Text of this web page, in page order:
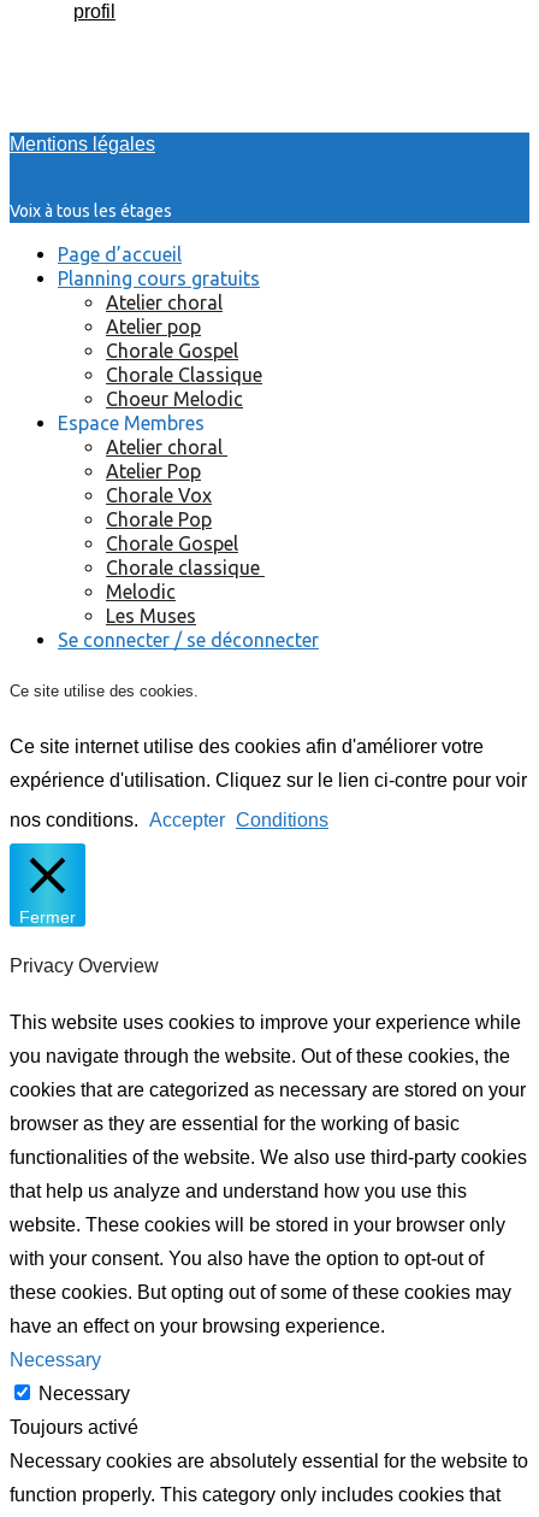
profil
Mentions légales
Voix à tous les étages
Page d’accueil
Planning cours gratuits
Atelier choral
Atelier pop
Chorale Gospel
Chorale Classique
Choeur Melodic
Espace Membres
Atelier choral
Atelier Pop
Chorale Vox
Chorale Pop
Chorale Gospel
Chorale classique
Melodic
Les Muses
Se connecter / se déconnecter
Ce site utilise des cookies.
Ce site internet utilise des cookies afin d'améliorer votre
expérience d'utilisation. Cliquez sur le lien ci-contre pour voir
nos conditions. Accepter Conditions
Fermer
Privacy Overview
This website uses cookies to improve your experience while
you navigate through the website. Out of these cookies, the
cookies that are categorized as necessary are stored on your
browser as they are essential for the working of basic
functionalities of the website. We also use third-party cookies
that help us analyze and understand how you use this
website. These cookies will be stored in your browser only
with your consent. You also have the option to opt-out of
these cookies. But opting out of some of these cookies may
have an effect on your browsing experience.
Necessary
Necessary
Toujours activé
Necessary cookies are absolutely essential for the website to
function properly. This category only includes cookies that